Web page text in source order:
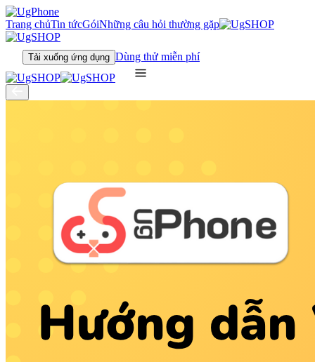
Trang chủTin tứcGóiNhững câu hỏi thường gặp
Tải xuống ứng dụng Dùng thử miễn phí